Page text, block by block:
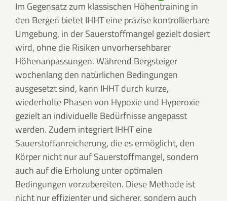
Im Gegensatz zum klassischen Höhentraining in
den Bergen bietet IHHT eine präzise kontrollierbare
Umgebung, in der Sauerstoffmangel gezielt dosiert
wird, ohne die Risiken unvorhersehbarer
Höhenanpassungen. Während Bergsteiger
wochenlang den natürlichen Bedingungen
ausgesetzt sind, kann IHHT durch kurze,
wiederholte Phasen von Hypoxie und Hyperoxie
gezielt an individuelle Bedürfnisse angepasst
werden. Zudem integriert IHHT eine
Sauerstoffanreicherung, die es ermöglicht, den
Körper nicht nur auf Sauerstoffmangel, sondern
auch auf die Erholung unter optimalen
Bedingungen vorzubereiten. Diese Methode ist
nicht nur effizienter und sicherer, sondern auch